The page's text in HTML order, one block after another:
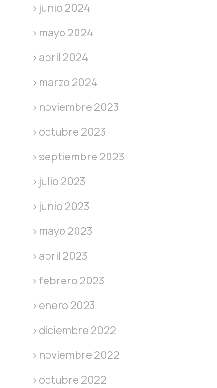
junio 2024
mayo 2024
abril 2024
marzo 2024
noviembre 2023
octubre 2023
septiembre 2023
julio 2023
junio 2023
mayo 2023
abril 2023
febrero 2023
enero 2023
diciembre 2022
noviembre 2022
octubre 2022